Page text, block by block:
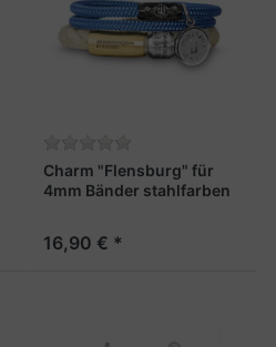
Charm "Flensburg" für
4mm Bänder stahlfarben
16,90 € *